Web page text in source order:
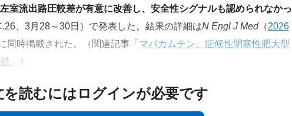
室流出路圧較差が有意に改善し、安全性シグナルも認められなかっ
、3月28～30日）で発表した。結果の詳細はN Engl J Med（2026
同時掲載された。（関連記事「 マバカムテン、症候性閉塞性肥大型
」）
を読むにはログインが必要です